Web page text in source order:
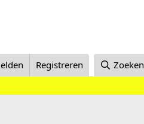
Registreren Zoeken